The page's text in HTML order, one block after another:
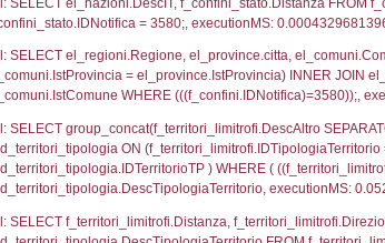
sql: SELECT
n.DataFileNotificaZip FROM
WHERE n.IDNotifica =
sql: SELECT
ComuneSL,